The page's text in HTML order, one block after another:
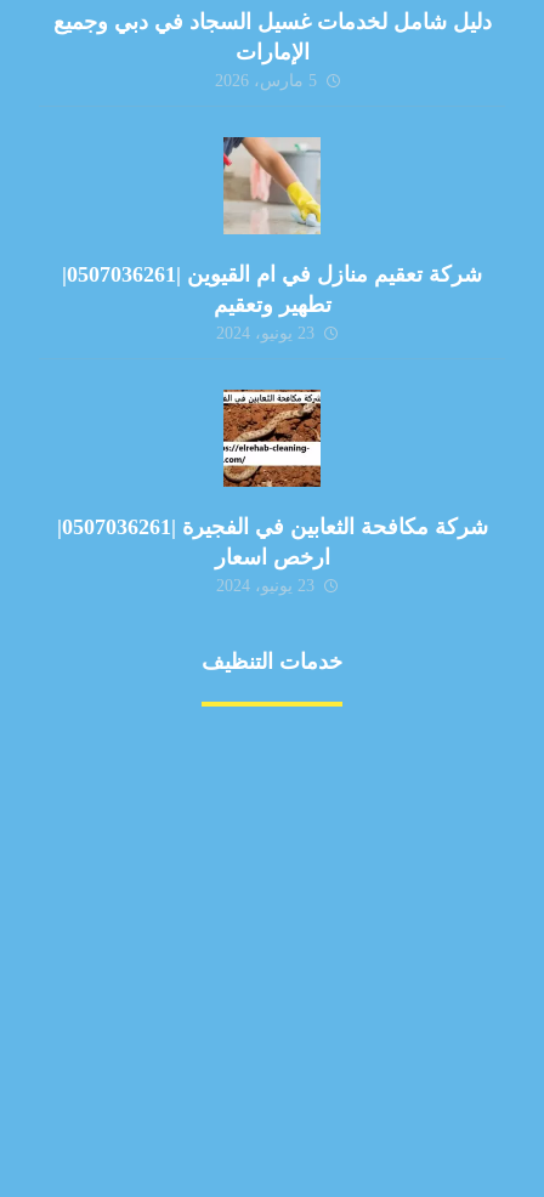
دليل شامل لخدمات غسيل السجاد في دبي وجميع
الإمارات
5 مارس، 2026
شركة تعقيم منازل في ام القيوين |0507036261|
تطهير وتعقيم
23 يونيو، 2024
شركة مكافحة الثعابين في الفجيرة |0507036261|
ارخص اسعار
23 يونيو، 2024
خدمات التنظيف